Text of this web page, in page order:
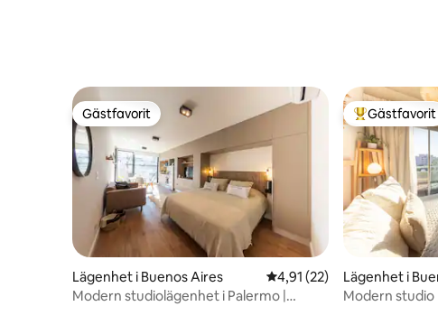
Gästfavorit
Gästfavorit
Lägenhet i Buenos Aires 4,91 av 5 i genomsnittligt
4,91 (22)
Modern studiolägenhet i Palermo |
Populär
Gästfavorit
Lägenhet i
Modern studio